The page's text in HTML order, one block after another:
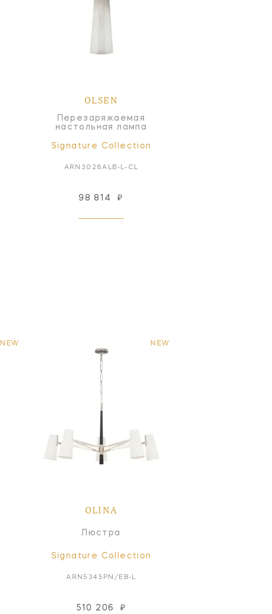
OLSEN
Перезаряжаемая
настольная лампа
Signature Collection
ARN3028ALB-L-CL
98 814 ₽
NEW NEW
OLINA
Люстра
Signature Collection
ARN5345PN/EB-L
510 206 ₽